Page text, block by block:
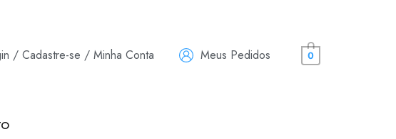
/ Cadastre-se / Minha Conta Meus Pedidos 0